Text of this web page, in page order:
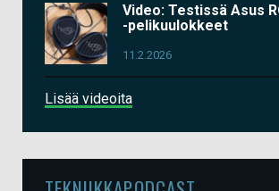
Video: Testissä Asus
-pelikuulokkeet
11.2.2026
Lisää videoita